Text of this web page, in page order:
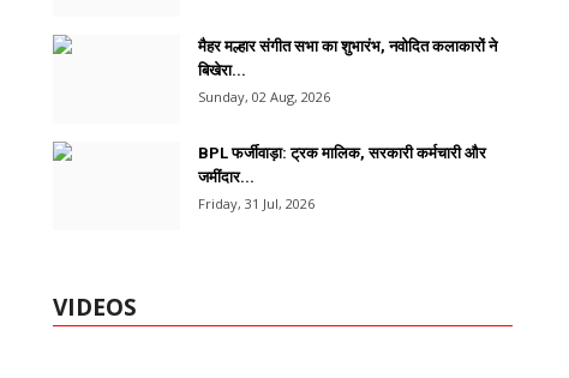
मैहर मल्हार संगीत सभा का शुभारंभ, नवोदित कलाकारों ने
बिखेरा...
Sunday, 02 Aug, 2026
BPL फर्जीवाड़ा: ट्रक मालिक, सरकारी कर्मचारी और
जमींदार...
Friday, 31 Jul, 2026
VIDEOS